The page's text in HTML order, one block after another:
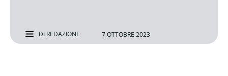
DI REDAZIONE 7 OTTOBRE 2023